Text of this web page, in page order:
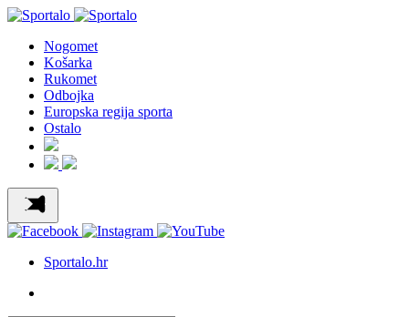
Nogomet
Košarka
Rukomet
Odbojka
Europska regija sporta
Ostalo
Sportalo.hr